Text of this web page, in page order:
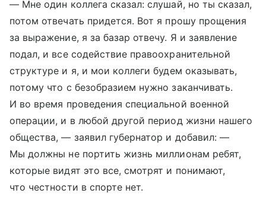
— Мне один коллега сказал: слушай, но ты сказал,
потом отвечать придется. Вот я прошу прощения
за выражение, я за базар отвечу. Я и заявление
подал, и все содействие правоохранительной
структуре и я, и мои коллеги будем оказывать,
потому что с безобразием нужно заканчивать.
И во время проведения специальной военной
операции, и в любой другой период жизни нашего
общества, — заявил губернатор и добавил: —
Мы должны не портить жизнь миллионам ребят,
которые видят это все, смотрят и понимают,
что честности в спорте нет.